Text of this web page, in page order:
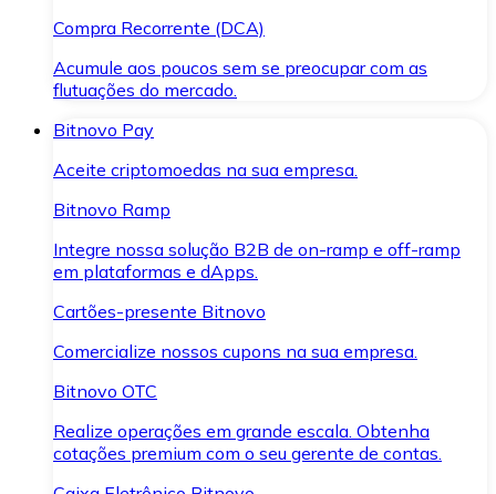
Compra Recorrente (DCA)
Acumule aos poucos sem se preocupar com as
flutuações do mercado.
Bitnovo Pay
Aceite criptomoedas na sua empresa.
Bitnovo Ramp
Integre nossa solução B2B de on-ramp e off-ramp
em plataformas e dApps.
Cartões-presente Bitnovo
Comercialize nossos cupons na sua empresa.
Bitnovo OTC
Realize operações em grande escala. Obtenha
cotações premium com o seu gerente de contas.